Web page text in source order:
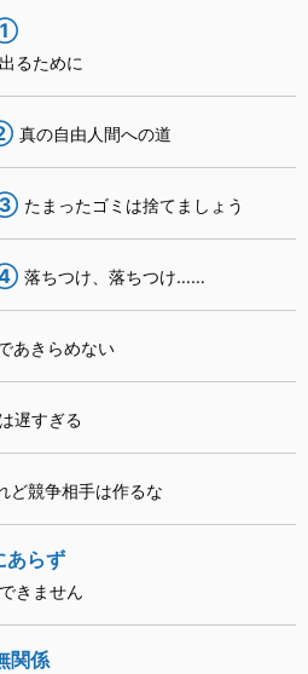
①
るために
真の自由人間への道
③ たまったゴミは捨てましょう
④ 落ちつけ、落ちつけ……
あきらめない
遅すぎる
ど競争相手は作るな
あらず
きません
関係